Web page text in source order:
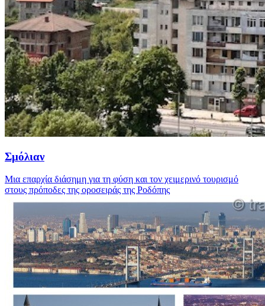
Σμόλιαν
Μια επαρχία διάσημη για τη φύση και τον χειμερινό τουρισμό
στους πρόποδες της οροσειράς της Ροδόπης